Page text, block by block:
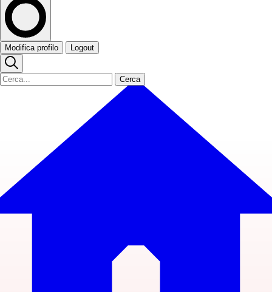
Modifica profilo Logout
Cerca